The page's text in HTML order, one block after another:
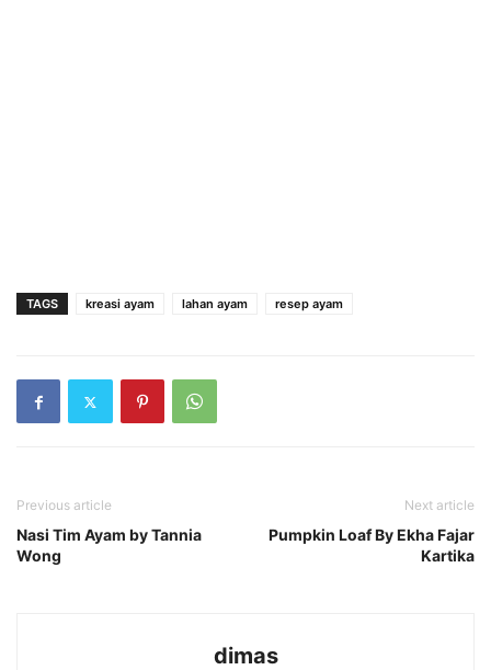
TAGS kreasi ayam lahan ayam resep ayam
Previous article
Nasi Tim Ayam by Tannia
Wong
Next article
Pumpkin Loaf By Ekha Fajar
Kartika
dimas